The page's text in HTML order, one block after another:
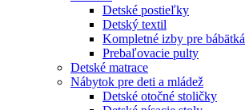
Detské postieľky
Detský textil
Kompletné izby pre bábätká
Prebaľovacie pulty
Detské matrace
Nábytok pre deti a mládež
Detské otočné stoličky